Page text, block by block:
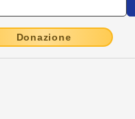
Donazione